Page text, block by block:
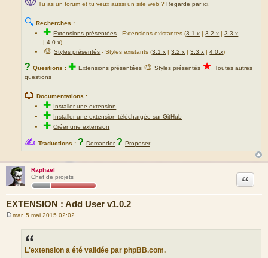
Tu as un forum et tu veux aussi un site web ? Regarde par ici
🔍 Recherches :
✚Extensions présentées -Extensions existantes (3.1.x |3.2.x |3.3.x
|4.0.x)
🎨Styles présentés - Styles existants (3.1.x |3.2.x |3.3.x |4.0.x)
? Questions : ✚ Extensions présentées 🎨 Styles présentés ★ Toutes autres
questions
📖 Documentations :
✚ Installer une extension
✚ Installer une extension téléchargée sur GitHub
✚Créer une extension
✍ Traductions : ? Demander ? Proposer
Raphaël
Chef de projets
EXTENSION : Add User v1.0.2
Citation
mar. 5 mai 2015 02:02
L'extension a été validée par phpBB.com.